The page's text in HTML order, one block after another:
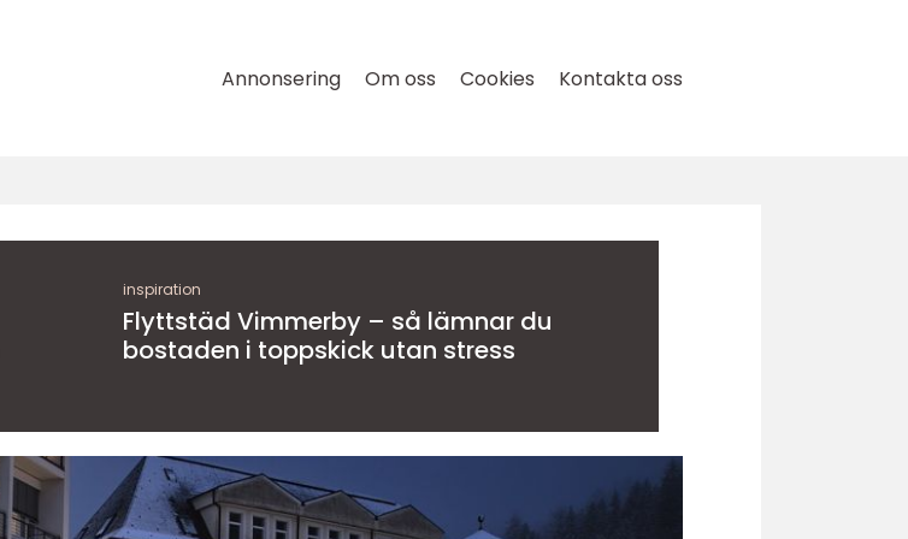
Annonsering Om oss Cookies Kontakta oss
inspiration
Flyttstäd Vimmerby – så lämnar du
bostaden i toppskick utan stress